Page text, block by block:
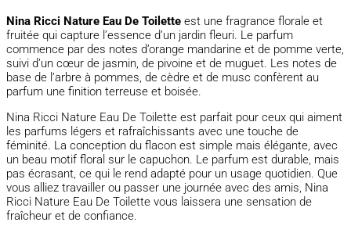
Nina Ricci Nature Eau De Toilette est une fragrance florale et
fruitée qui capture l’essence d’un jardin fleuri. Le parfum
commence par des notes d’orange mandarine et de pomme verte,
suivi d’un cœur de jasmin, de pivoine et de muguet. Les notes de
base de l’arbre à pommes, de cèdre et de musc confèrent au
parfum une finition terreuse et boisée.
Nina Ricci Nature Eau De Toilette est parfait pour ceux qui aiment
les parfums légers et rafraîchissants avec une touche de
féminité. La conception du flacon est simple mais élégante, avec
un beau motif floral sur le capuchon. Le parfum est durable, mais
pas écrasant, ce qui le rend adapté pour un usage quotidien. Que
vous alliez travailler ou passer une journée avec des amis, Nina
Ricci Nature Eau De Toilette vous laissera une sensation de
fraîcheur et de confiance.